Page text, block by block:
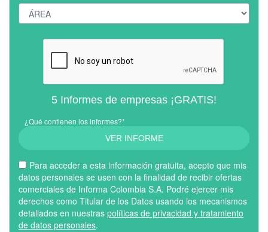
5 Informes de empresas ¡GRATIS!
¿Qué contienen los informes?*
VER INFORME
Para acceder a esta información gratuita, acepto que mis
datos personales se usen con la finalidad de recibir ofertas
comerciales de Informa Colombia S.A. Podré ejercer mis
derechos como Titular de los Datos usando los mecanismos
detallados en nuestras políticas de privacidad y tratamiento
de datos personales.